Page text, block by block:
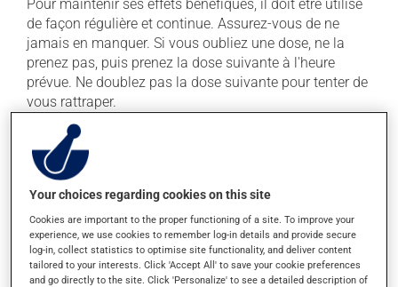
Pour maintenir ses effets bénéfiques, il doit être utilisé
de façon régulière et continue. Assurez-vous de ne
jamais en manquer. Si vous oubliez une dose, ne la
prenez pas, puis prenez la dose suivante à l'heure
prévue. Ne doublez pas la dose suivante pour tenter de
vous rattraper.
Ce médicament peut être pris avec ou sans nourriture,
sans égard aux repas ou aux collations.
Effets indésirables
En plus de ses effets recherchés, ce produit peut à
l'occasion entraîner certains effets indésirables (effets
secondaires), notamment :
Your choices regarding cookies on this site
Cookies are important to the proper functioning of a site. To improve your
experience, we use cookies to remember log-in details and provide secure
log-in, collect statistics to optimise site functionality, and deliver content
tailored to your interests. Click 'Accept All' to save your cookie preferences
and go directly to the site. Click 'Personalize' to see a detailed description of